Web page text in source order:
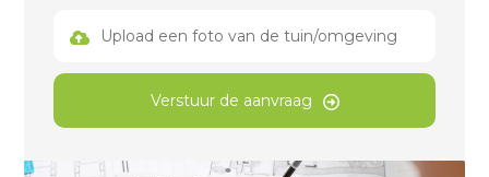
Upload een foto van de tuin/omgeving
Verstuur de aanvraag